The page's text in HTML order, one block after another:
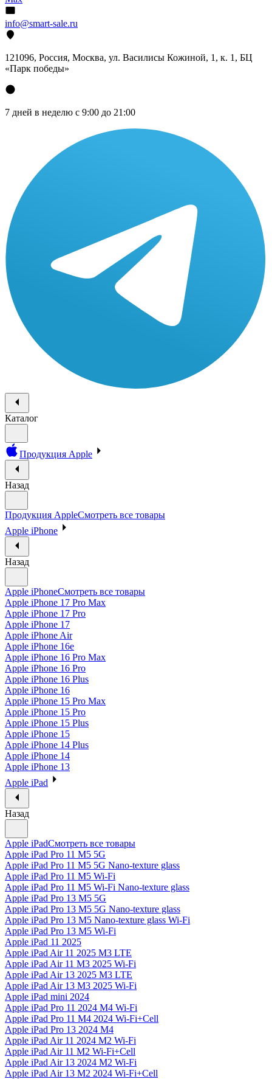
info@smart-sale.ru
121096, Россия, Москва, ул. Василисы Кожиной, 1, к. 1, БЦ
«Парк победы»
7 дней в неделю с 9:00 до 21:00
Каталог
Продукция Apple
Назад
Продукция AppleСмотреть все товары
Apple iPhone
Назад
Apple iPhoneСмотреть все товары
Apple iPhone 17 Pro Max
Apple iPhone 17 Pro
Apple iPhone 17
Apple iPhone Air
Apple iPhone 16e
Apple iPhone 16 Pro Max
Apple iPhone 16 Pro
Apple iPhone 16 Plus
Apple iPhone 16
Apple iPhone 15 Pro Max
Apple iPhone 15 Pro
Apple iPhone 15 Plus
Apple iPhone 15
Apple iPhone 14 Plus
Apple iPhone 14
Apple iPhone 13
Apple iPad
Назад
Apple iPadСмотреть все товары
Apple iPad Pro 11 M5 5G
Apple iPad Pro 11 M5 5G Nano-texture glass
Apple iPad Pro 11 M5 Wi-Fi
Apple iPad Pro 11 M5 Wi-Fi Nano-texture glass
Apple iPad Pro 13 M5 5G
Apple iPad Pro 13 M5 5G Nano-texture glass
Apple iPad Pro 13 M5 Nano-texture glass Wi-Fi
Apple iPad Pro 13 M5 Wi-Fi
Apple iPad 11 2025
Apple iPad Air 11 2025 M3 LTE
Apple iPad Air 11 M3 2025 Wi-Fi
Apple iPad Air 13 2025 M3 LTE
Apple iPad Air 13 M3 2025 Wi-Fi
Apple iPad mini 2024
Apple iPad Pro 11 2024 M4 Wi-Fi
Apple iPad Pro 11 M4 2024 Wi-Fi+Cell
Apple iPad Pro 13 2024 M4
Apple iPad Air 11 2024 M2 Wi-Fi
Apple iPad Air 11 M2 Wi-Fi+Cell
Apple iPad Air 13 2024 M2 Wi-Fi
Apple iPad Air 13 M2 2024 Wi-Fi+Cell